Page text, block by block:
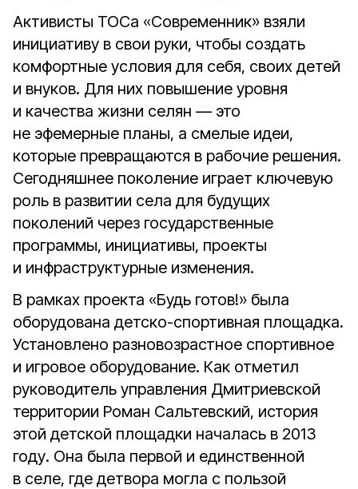
Активисты ТОСа «Современник» взяли
инициативу в свои руки, чтобы создать
комфортные условия для себя, своих детей
и внуков. Для них повышение уровня
и качества жизни селян — это
не эфемерные планы, а смелые идеи,
которые превращаются в рабочие решения.
Сегодняшнее поколение играет ключевую
роль в развитии села для будущих
поколений через государственные
программы, инициативы, проекты
и инфраструктурные изменения.
В рамках проекта «Будь готов!» была
оборудована детско-спортивная площадка.
Установлено разновозрастное спортивное
и игровое оборудование. Как отметил
руководитель управления Дмитриевской
территории Роман Сальтевский, история
этой детской площадки началась в 2013
году. Она была первой и единственной
в селе, где детвора могла с пользой